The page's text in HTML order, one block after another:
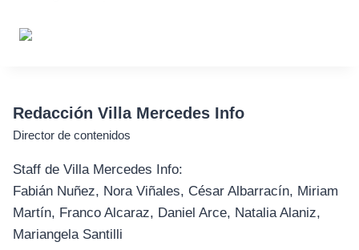
Redacción Villa Mercedes Info
Director de contenidos
Staff de Villa Mercedes Info:
Fabián Nuñez, Nora Viñales, César Albarracín, Miriam
Martín, Franco Alcaraz, Daniel Arce, Natalia Alaniz,
Mariangela Santilli